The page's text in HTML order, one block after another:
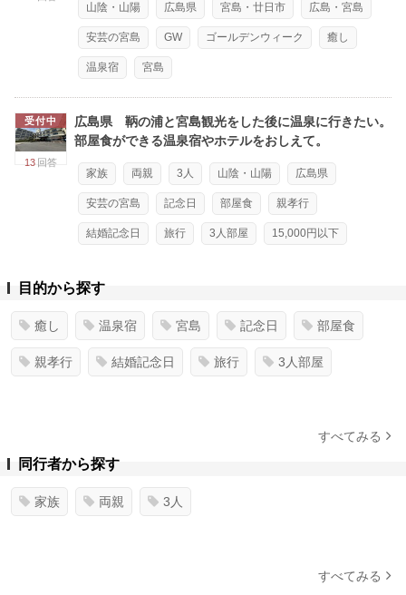
山陰・山陽
広島県 宮島・廿日市 広島・宮島
安芸の宮島 GW ゴールデンウィーク 癒し
温泉宿 宮島
受付中
13 回答
広島県 鞆の浦と宮島観光をした後に温泉に行きたい。
部屋食ができる温泉宿やホテルをおしえて。
家族 両親 3人 山陰・山陽 広島県
安芸の宮島 記念日 部屋食 親孝行
結婚記念日 旅行 3人部屋 15,000円以下
目的から探す
癒し 温泉宿 宮島 記念日 部屋食
親孝行 結婚記念日 旅行 3人部屋
すべてみる
同行者から探す
家族 両親 3人
すべてみる